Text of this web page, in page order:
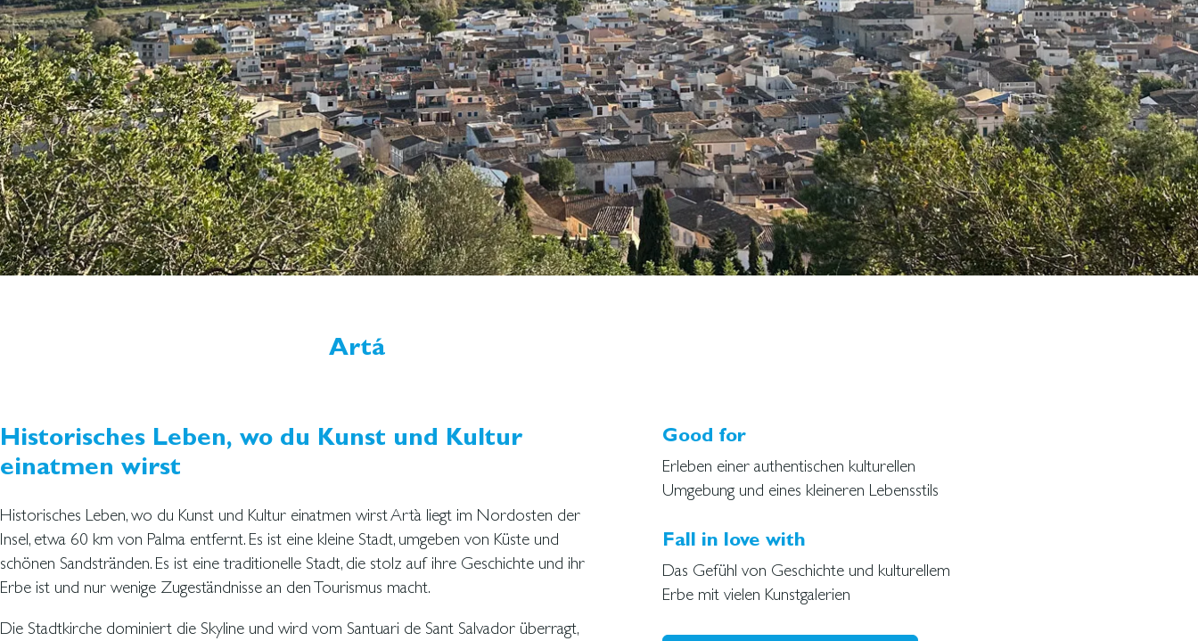
Artá
Historisches Leben, wo du Kunst und Kultur
einatmen wirst
Historisches Leben, wo du Kunst und Kultur einatmen wirst Artà liegt im Nordosten der
Insel, etwa 60 km von Palma entfernt. Es ist eine kleine Stadt, umgeben von Küste und
schönen Sandstränden. Es ist eine traditionelle Stadt, die stolz auf ihre Geschichte und ihr
Erbe ist und nur wenige Zugeständnisse an den Tourismus macht.
Die Stadtkirche dominiert die Skyline und wird vom Santuari de Sant Salvador überragt,
Good for
Erleben einer authentischen kulturellen
Umgebung und eines kleineren Lebensstils
Fall in love with
Das Gefühl von Geschichte und kulturellem
Erbe mit vielen Kunstgalerien